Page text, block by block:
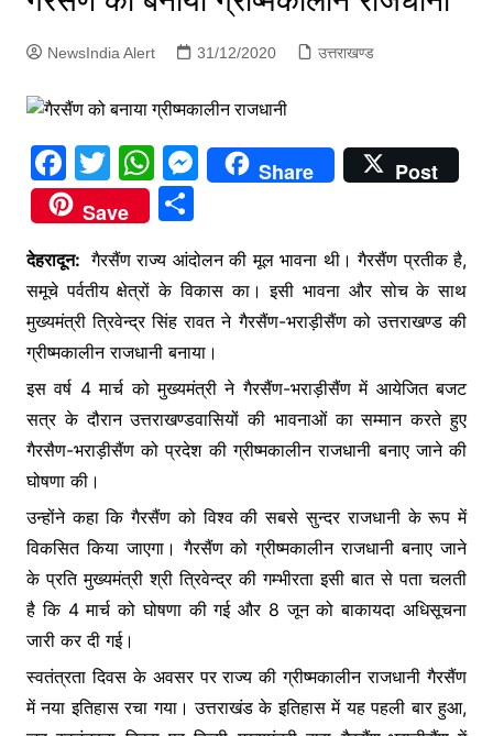
NewsIndia Alert 31/12/2020 उत्तराखण्ड
F
a
c
e
b
o
o
k
T
w
itt
er
W
h
at
s
A
p
p
M
e
s
e
n
g
er
Share
Post
Save
S
ar
e
देहरादून: गैरसैंण राज्य आंदोलन की मूल भावना थी। गैरसैंण प्रतीक है,
समूचे पर्वतीय क्षेत्रों के विकास का। इसी भावना और सोच के साथ
मुख्यमंत्री त्रिवेन्द्र सिंह रावत ने गैरसैंण-भराड़ीसैंण को उत्तराखण्ड की
ग्रीष्मकालीन राजधानी बनाया।
इस वर्ष 4 मार्च को मुख्यमंत्री ने गैरसैंण-भराड़ीसैंण में आयेजित बजट
सत्र के दौरान उत्तराखण्डवासियों की भावनाओं का सम्मान करते हुए
गैरसैण-भराड़ीसैंण को प्रदेश की ग्रीष्मकालीन राजधानी बनाए जाने की
घोषणा की।
उन्होंने कहा कि गैरसैंण को विश्व की सबसे सुन्दर राजधानी के रूप में
विकसित किया जाएगा। गैरसैंण को ग्रीष्मकालीन राजधानी बनाए जाने
के प्रति मुख्यमंत्री श्री त्रिवेन्द्र की गम्भीरता इसी बात से पता चलती
है कि 4 मार्च को घोषणा की गई और 8 जून को बाकायदा अधिसूचना
जारी कर दी गई।
स्वतंत्रता दिवस के अवसर पर राज्य की ग्रीष्मकालीन राजधानी गैरसैंण
में नया इतिहास रचा गया। उत्तराखंड के इतिहास में यह पहली बार हुआ,